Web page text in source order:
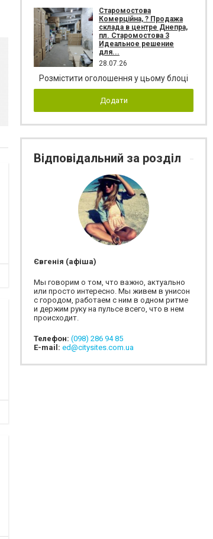
Старомостова
Комерційна, ? Продажа
склада в центре Днепра,
пл. Старомостова 3
Идеальное решение
для...
28.07.26
Розмістити оголошення у цьому блоці
Додати
Відповідальний за розділ
Євгенія (афіша)
Мы говорим о том, что важно, актуально
или просто интересно. Мы живем в унисон
с городом, работаем с ним в одном ритме
и держим руку на пульсе всего, что в нем
происходит.
Телефон: (098) 286 94 85
E-mail: ed@citysites.com.ua